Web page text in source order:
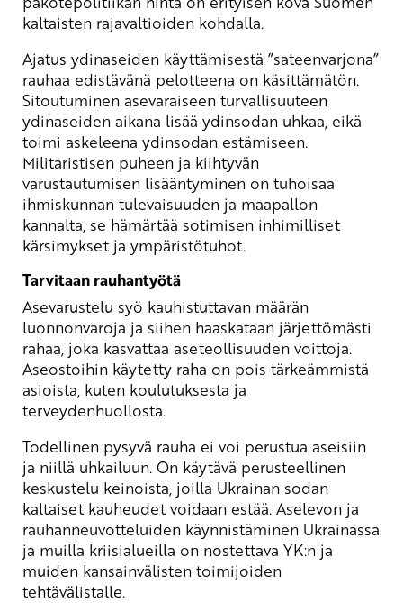
kaltaisten rajavaltioiden kohdalla.
Ajatus ydinaseiden käyttämisestä ”sateenvarjona”
rauhaa edistävänä pelotteena on käsittämätön.
Sitoutuminen asevaraiseen turvallisuuteen
ydinaseiden aikana lisää ydinsodan uhkaa, eikä
toimi askeleena ydinsodan estämiseen.
Militaristisen puheen ja kiihtyvän
varustautumisen lisääntyminen on tuhoisaa
ihmiskunnan tulevaisuuden ja maapallon
kannalta, se hämärtää sotimisen inhimilliset
kärsimykset ja ympäristötuhot.
Tarvitaan rauhantyötä
Asevarustelu syö kauhistuttavan määrän
luonnonvaroja ja siihen haaskataan järjettömästi
rahaa, joka kasvattaa aseteollisuuden voittoja.
Aseostoihin käytetty raha on pois tärkeämmistä
asioista, kuten koulutuksesta ja
terveydenhuollosta.
Todellinen pysyvä rauha ei voi perustua aseisiin
ja niillä uhkailuun. On käytävä perusteellinen
keskustelu keinoista, joilla Ukrainan sodan
kaltaiset kauheudet voidaan estää. Aselevon ja
rauhanneuvotteluiden käynnistäminen Ukrainassa
ja muilla kriisialueilla on nostettava YK:n ja
muiden kansainvälisten toimijoiden
tehtävälistalle.